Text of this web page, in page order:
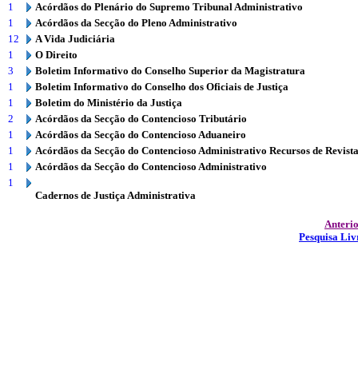
1
Acórdãos do Plenário do Supremo Tribunal Administrativo
1
Acórdãos da Secção do Pleno Administrativo
12
A Vida Judiciária
1
O Direito
3
Boletim Informativo do Conselho Superior da Magistratura
1
Boletim Informativo do Conselho dos Oficiais de Justiça
1
Boletim do Ministério da Justiça
2
Acórdãos da Secção do Contencioso Tributário
1
Acórdãos da Secção do Contencioso Aduaneiro
1
Acórdãos da Secção do Contencioso Administrativo Recursos de Revista
1
Acórdãos da Secção do Contencioso Administrativo
1
Cadernos de Justiça Administrativa
Pesquisa